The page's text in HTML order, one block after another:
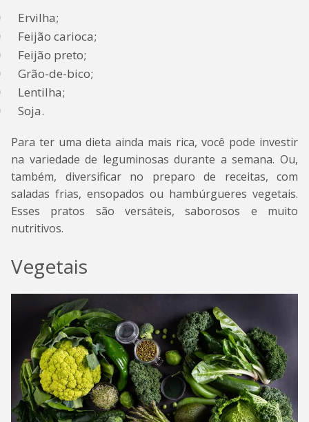
Ervilha;
Feijão carioca;
Feijão preto;
Grão-de-bico;
Lentilha;
Soja.
Para ter uma dieta ainda mais rica, você pode investir
na variedade de leguminosas durante a semana. Ou,
também, diversificar no preparo de receitas, com
saladas frias, ensopados ou hambúrgueres vegetais.
Esses pratos são versáteis, saborosos e muito
nutritivos.
Vegetais